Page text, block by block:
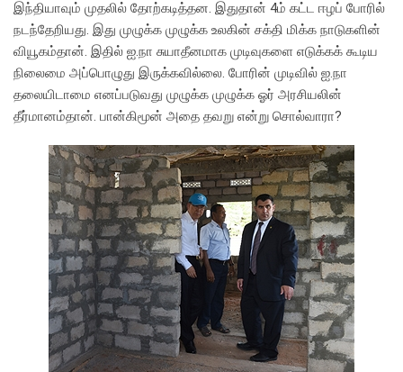
இந்தியாவும் முதலில் தோற்கடித்தன. இதுதான் 4ம் கட்ட ஈழப் போரில்
நடந்தேறியது. இது முழுக்க முழுக்க உலகின் சக்தி மிக்க நாடுகளின்
வியூகம்தான். இதில் ஐ.நா சுயாதீனமாக முடிவுகளை எடுக்கக் கூடிய
நிலைமை அப்பொழுது இருக்கவில்லை. போரின் முடிவில் ஐ.நா
தலையிடாமை எனப்படுவது முழுக்க முழுக்க ஓர் அரசியலின்
தீர்மானம்தான். பான்கிமூன் அதை தவறு என்று சொல்வாரா?